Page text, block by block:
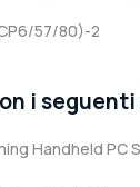
57/80)-2
i
Handheld PC